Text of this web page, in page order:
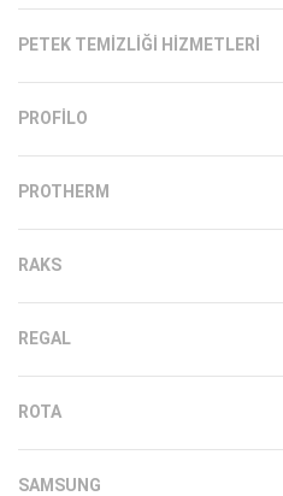
PETEK TEMIZLIĞI HIZMETLERI
PROFILO
PROTHERM
RAKS
REGAL
ROTA
SAMSUNG